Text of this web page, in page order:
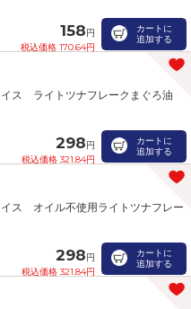
158円
税込価格 170.64円
カートに
追加する
イス ライトツナフレークまぐろ油
298円
税込価格 321.84円
カートに
追加する
イス オイル不使用ライトツナフレー
298円
税込価格 321.84円
カートに
追加する